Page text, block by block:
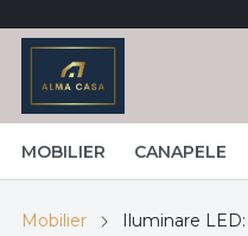
MOBILIER CANAPELE
Mobilier Iluminare